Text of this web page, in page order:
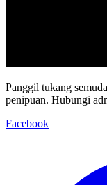
Panggil tukang
penipuan. Hubungi
Facebook